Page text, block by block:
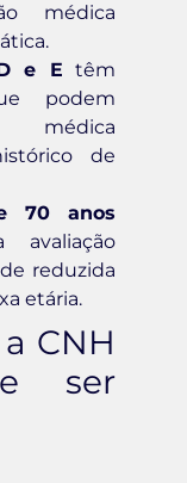
médica
e E têm
podem
de
70 anos
reduzida
etária.
CNH
ser